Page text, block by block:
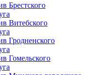
Брестского
Витебского
Гродненского
Гомельского